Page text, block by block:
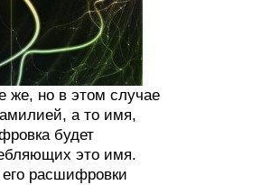
же, но в этом случае
а то имя,
будет
это имя.
расшифровки